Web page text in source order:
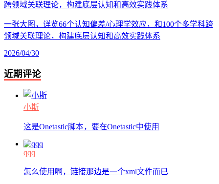
一张大图，详览66个认知偏差/心理学效应，和100个多学科跨
领域关联理论，构建底层认知和高效实践体系
2026/04/30
近期评论
小斯
这是Onetastic脚本，要在Onetastic中使用
qqq
怎么使用啊，链接那边是一个xml文件而已